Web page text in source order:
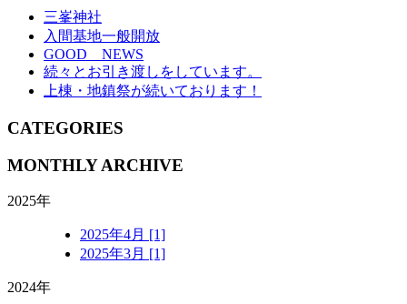
三峯神社
入間基地一般開放
GOOD NEWS
続々とお引き渡しをしています。
上棟・地鎮祭が続いております！
CATEGORIES
MONTHLY ARCHIVE
2025年
2025年4月 [1]
2025年3月 [1]
2024年